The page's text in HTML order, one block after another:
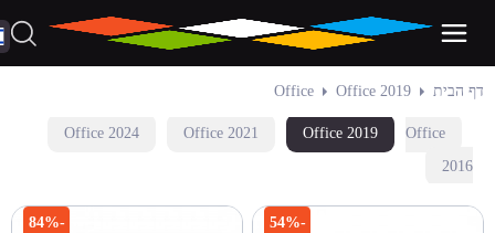
דף הבית Office Office 2019
Office 2024 Office 2021 Office 2019
Office
2016
-84% -54%